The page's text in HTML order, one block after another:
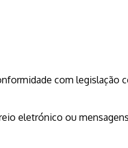
com legislação
eletrónico ou